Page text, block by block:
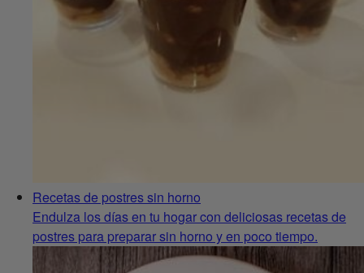
Recetas de postres sin horno
Endulza los días en tu hogar con deliciosas recetas de
postres para preparar sin horno y en poco tiempo.